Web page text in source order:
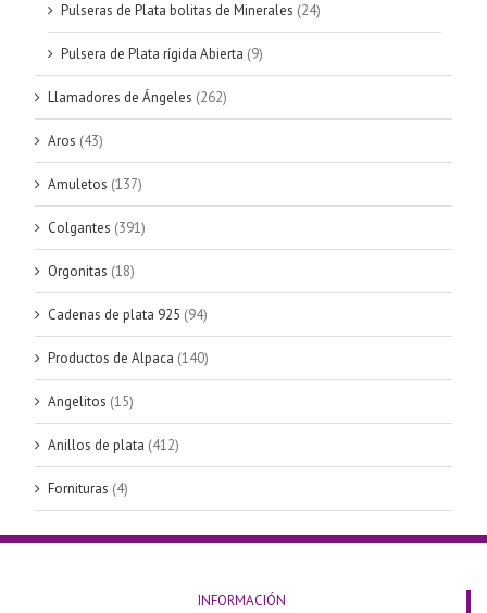
Pulseras de Plata bolitas de Minerales (24)
Pulsera de Plata rígida Abierta (9)
Llamadores de Ángeles (262)
Aros (43)
Amuletos (137)
Colgantes (391)
Orgonitas (18)
Cadenas de plata 925 (94)
Productos de Alpaca (140)
Angelitos (15)
Anillos de plata (412)
Fornituras (4)
INFORMACIÓN